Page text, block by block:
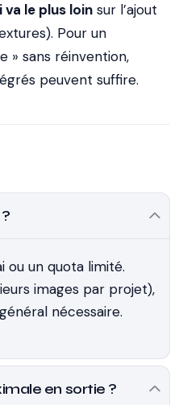
va le plus loin sur l’ajout
Pour un
» sans réinvention,
peuvent suffire.
ou un quota limité.
images par projet),
nécessaire.
en sortie ?